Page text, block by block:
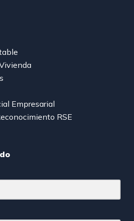
Empresarial
RSE